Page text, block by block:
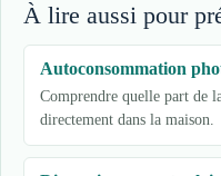
À lire aussi pour
Autoconsommation
Comprendre quelle part de
directement dans la maison.